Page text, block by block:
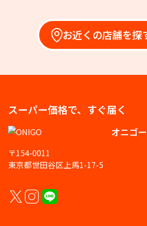
お近くの店舗を探
スーパー価格で、すぐ届く
オニゴー
〒154-0011
東京都世田谷区上馬1-17-5